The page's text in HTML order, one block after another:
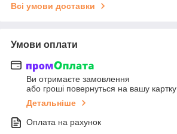
Всі умови доставки
Умови оплати
Ви отримаєте замовлення
або гроші повернуться на вашу картку
Детальніше
Оплата на рахунок